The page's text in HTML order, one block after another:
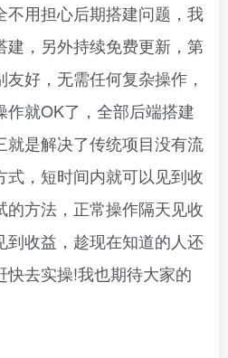
不用担心后期搭建问题，我
建，另外持续免费更新，第
好，无需任何复杂操作，
作就OK了，全部后端搭建
就是解决了传统项目没有流
，短时间内就可以见到收
方法，正常操作隔天见收
到收益，趁现在知道的人还
去实操!我也期待大家的